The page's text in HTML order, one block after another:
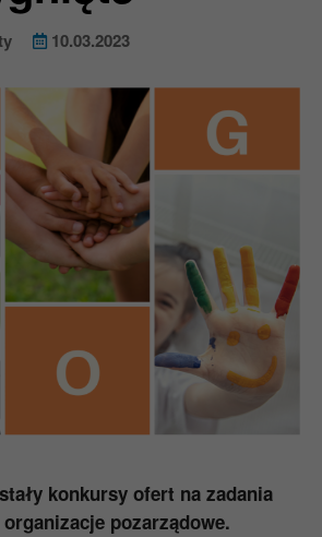
10.03.2023
konkursy ofert na zadania
pozarządowe.